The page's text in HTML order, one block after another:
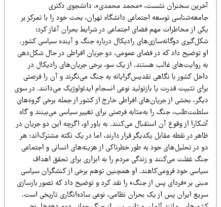
سخنران نشست، «محمد محمدی»، دانشجوی دکتری
توسعه اجتماعی دانشگاه تهران، بحث خود را با تمرکز بر
از مخاطرات مهم فضای اجتماعی در شرایط بحران آغاز کرد:
دوگانه‌سازی‌های رادیکال درباره جنگ و آینده سیاسی کشور.
توضیح داد که در فضای عمومی، دو جریان افراطی در حال شکل‌دهی
روایت‌های غالب هستند. از یک سو، برخی جریان‌های رادیکال در
کشور با نگاهی تقدیس‌گرایانه به جنگ می‌نگرند و آن را فرصتی
تثبیت قدرت یا بازتولید نوعی انسجام ایدئولوژیک می‌دانند. در سوی
بخشی از جریان‌های افراطی خارج از کشور از جمله برخی گروه‌های
جنگ را به‌مثابه فرصتی برای تغییر سیاسی می‌بینند و گاه
از وقوع آن استقبال می‌کنند. به باور او، اگرچه این دو جریان در
در نقطه مقابل یکدیگر قرار دارند، اما در یک نکته مشترک‌اند: هر
در تحلیل‌های خود به طور خطرناکی از هزینه‌های انسانی و اجتماعی
غفلت می‌کنند و زندگی مردم را به ابزاری برای تحقق اهداف
خود فرومی‌کاهند. او همچنین توهم برخی از کنشگران سیاسی
بر «فردای پس از جنگ» را نقد کرد و توضیح داد که تصور بازسازی
ایران پس از یک بحران نظامی، نوعی ساده‌انگاری تاریخی است.